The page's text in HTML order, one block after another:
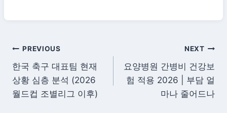
글
탐
색
PREVIOUS
한국 축구 대표팀 현재
상황 심층 분석 (2026
월드컵 조별리그 이후)
NEXT
요양병원 간병비 건강보
험 적용 2026 | 부담 얼
마나 줄어드나